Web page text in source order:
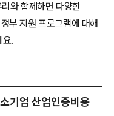
리와 함께하면 다양한
부 지원 프로그램에 대해
요.
기업 산업인증비용